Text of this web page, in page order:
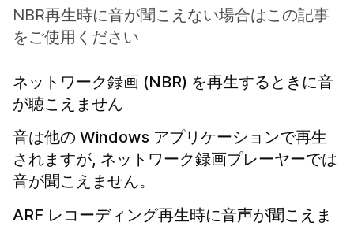
NBR再生時に音が聞こえない場合はこの記事
をご使用ください
ネットワーク録画 (NBR) を再生するときに音
が聴こえません
音は他の Windows アプリケーションで再生
されますが, ネットワーク録画プレーヤーでは
音が聞こえません。
ARF レコーディング再生時に音声が聞こえま